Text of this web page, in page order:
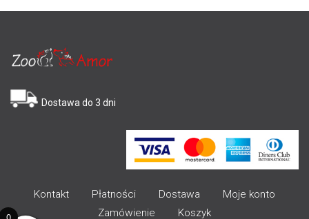
Dostawa do 3 dni
Kontakt Płatności Dostawa
Moje konto
Zamówienie
Koszyk